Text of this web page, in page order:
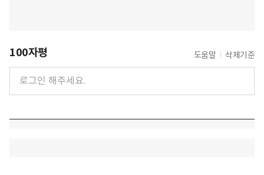
100자평 도움말 삭제기준